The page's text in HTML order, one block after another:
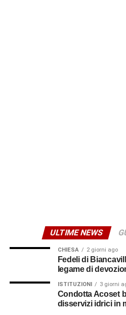
ULTIME NEWS
CHIESA 2 giorni ago
Fedeli di
legame di
ISTITUZIONI 3 giorni
Condotta Acoset
disservizi idrici in